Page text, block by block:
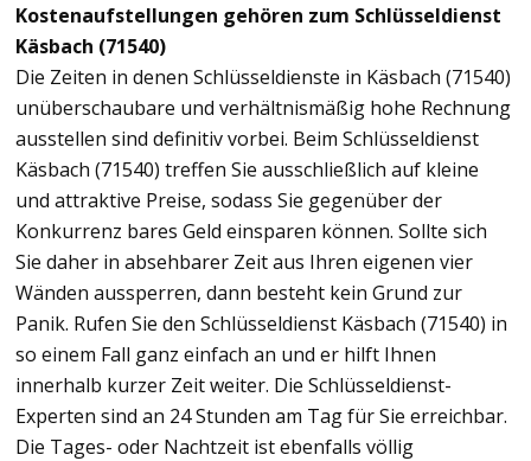
Kostenaufstellungen gehören zum Schlüsseldienst
Käsbach (71540)
Die Zeiten in denen Schlüsseldienste in Käsbach (71540)
unüberschaubare und verhältnismäßig hohe Rechnung
ausstellen sind definitiv vorbei. Beim Schlüsseldienst
Käsbach (71540) treffen Sie ausschließlich auf kleine
und attraktive Preise, sodass Sie gegenüber der
Konkurrenz bares Geld einsparen können. Sollte sich
Sie daher in absehbarer Zeit aus Ihren eigenen vier
Wänden aussperren, dann besteht kein Grund zur
Panik. Rufen Sie den Schlüsseldienst Käsbach (71540) in
so einem Fall ganz einfach an und er hilft Ihnen
innerhalb kurzer Zeit weiter. Die Schlüsseldienst-
Experten sind an 24 Stunden am Tag für Sie erreichbar.
Die Tages- oder Nachtzeit ist ebenfalls völlig